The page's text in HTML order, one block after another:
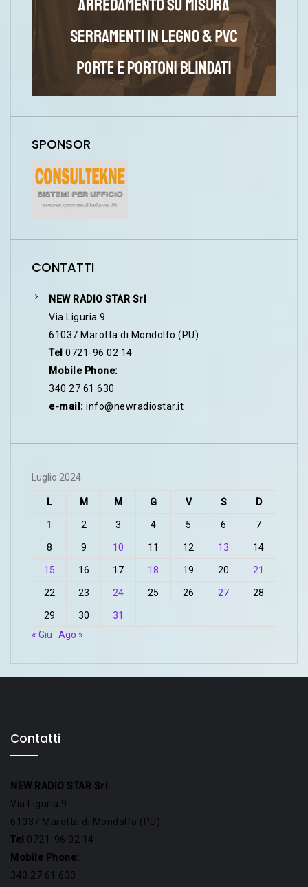
SPONSOR
CONTATTI
NEW RADIO STAR Srl
Via Liguria 9
61037 Marotta di Mondolfo (PU)
Tel 0721-96 02 14
Mobile Phone:
340 27 61 630
e-mail: info@newradiostar.it
Luglio 2024
L M M G V S D
1 2 3 4 5 6 7
8 9 10 11 12 13 14
15 16 17 18 19 20 21
22 23 24 25 26 27 28
29 30
31
« Giu
Ago »
Contatti
NEW RADIO STAR Srl
Via Liguria 9
61037 Marotta di Mondolfo (PU)
Tel 0721-96 02 14
Mobile Phone:
340 27 61 630